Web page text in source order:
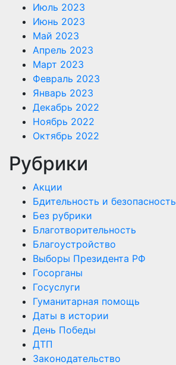
Июль 2023
Июнь 2023
Май 2023
Апрель 2023
Март 2023
Февраль 2023
Январь 2023
Декабрь 2022
Ноябрь 2022
Октябрь 2022
Рубрики
Акции
Бдительность и безопасность
Без рубрики
Благотворительность
Благоустройство
Выборы Президента РФ
Госорганы
Госуслуги
Гуманитарная помощь
Даты в истории
День Победы
ДТП
Законодательство